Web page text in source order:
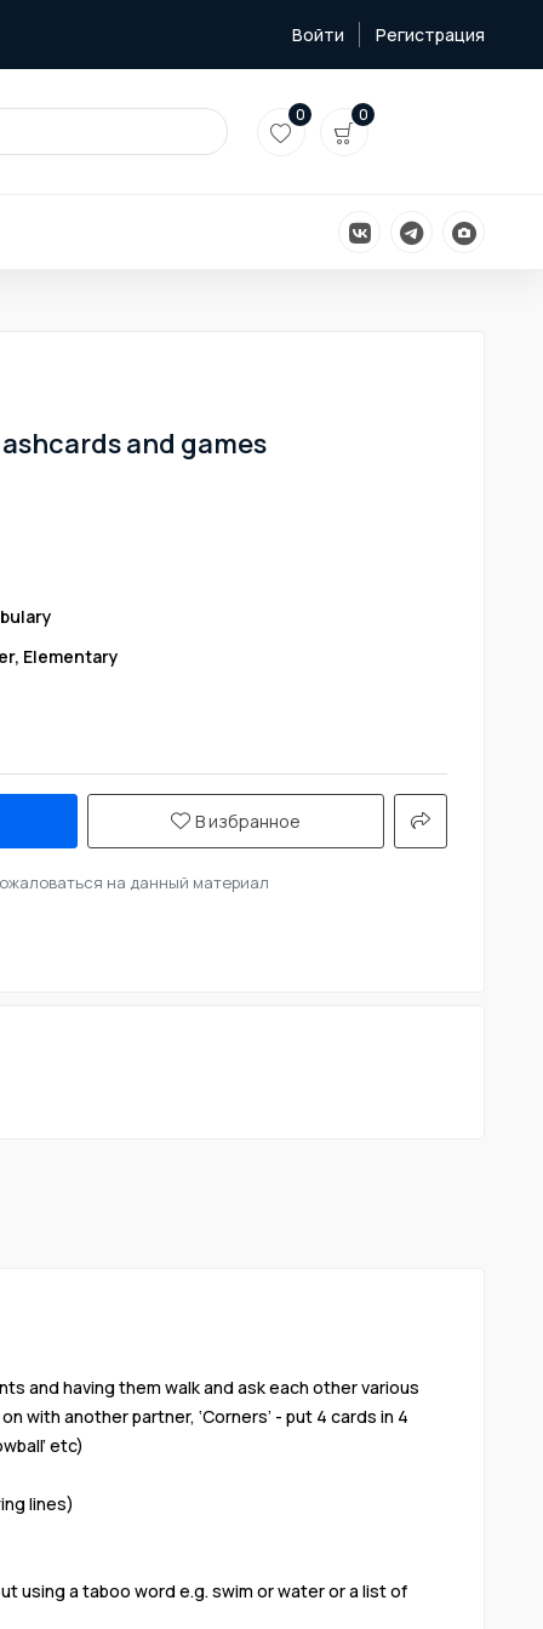
Войти Регистрация
0 0
and games
Elementary
В избранное
на данный материал
and having them walk and ask each other various
with another partner, ‘Corners’ - put 4 cards in 4
etc)
lines)
using a taboo word e.g. swim or water or a list of